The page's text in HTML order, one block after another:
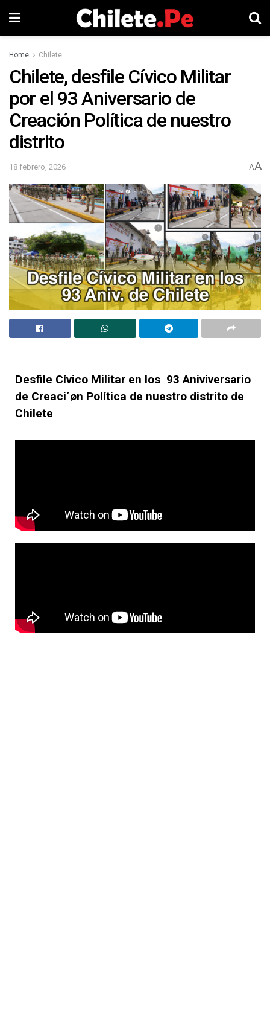
Home Chilete
Chilete, desfile Cívico Militar
por el 93 Aniversario de
Creación Política de nuestro
distrito
18 febrero, 2026 AA
Desfile Cívico Militar en los 93 Aniviversario
de Creaci´øn Política de nuestro distrito de
Chilete